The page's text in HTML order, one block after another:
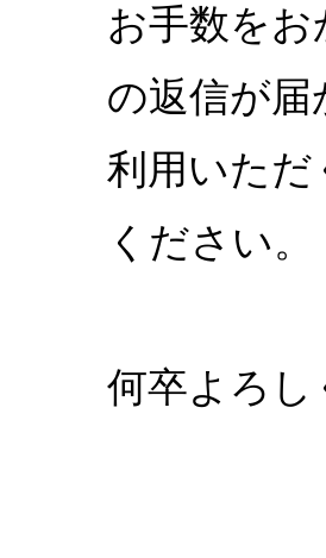
お手数を
の返信が
利用いただ
ください。
何卒よろ